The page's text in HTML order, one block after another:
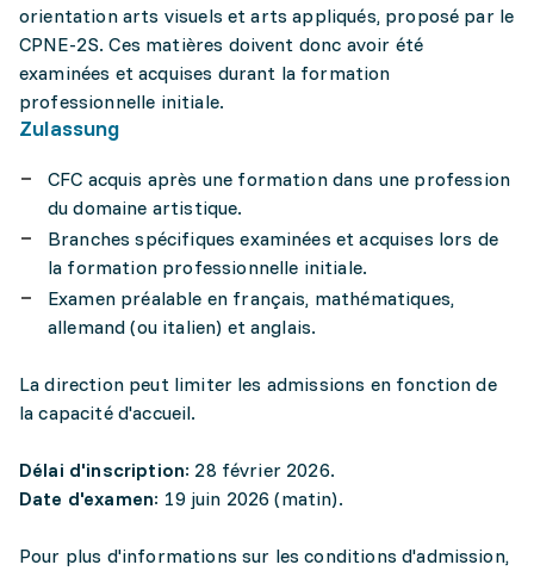
orientation arts visuels et arts appliqués, proposé par le
CPNE-2S. Ces matières doivent donc avoir été
examinées et acquises durant la formation
professionnelle initiale.
Zulassung
CFC acquis après une formation dans une profession
du domaine artistique.
Branches spécifiques examinées et acquises lors de
la formation professionnelle initiale.
Examen préalable en français, mathématiques,
allemand (ou italien) et anglais.
La direction peut limiter les admissions en fonction de
la capacité d'accueil.
Délai d'inscription: 28 février 2026.
Date d'examen: 19 juin 2026 (matin).
Pour plus d'informations sur les conditions d'admission,